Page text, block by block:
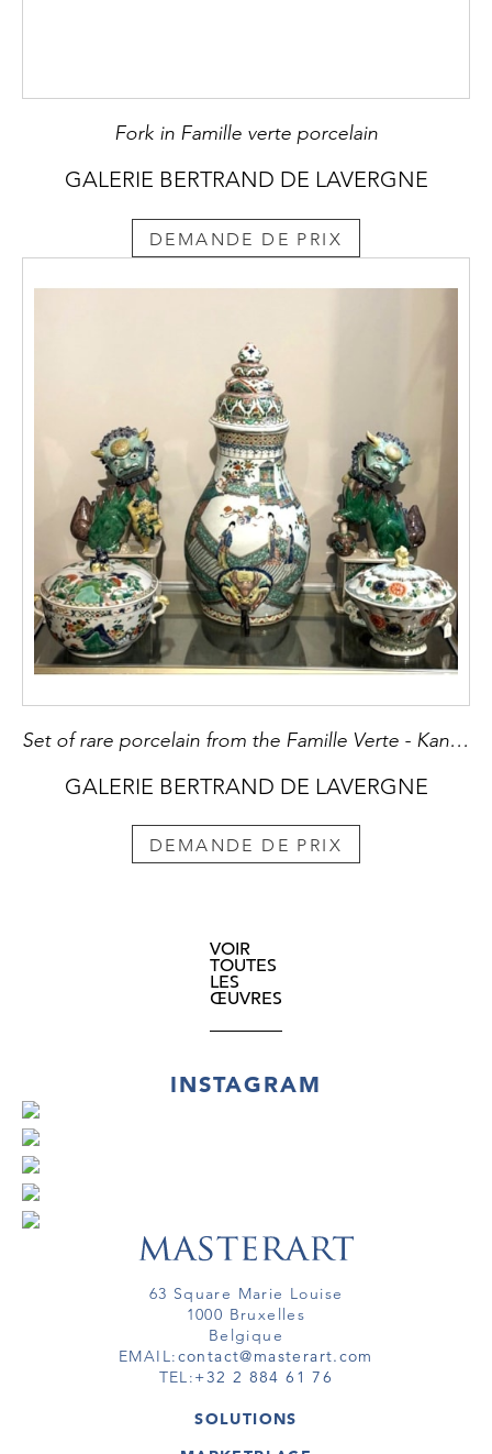
Fork in Famille verte porcelain
GALERIE BERTRAND DE LAVERGNE
DEMANDE DE PRIX
Set of rare porcelain from the Famille Verte - Kangxi Period 1662/1722
GALERIE BERTRAND DE LAVERGNE
DEMANDE DE PRIX
VOIR
TOUTES
LES
ŒUVRES
INSTAGRAM
63 Square Marie Louise
1000 Bruxelles
Belgique
EMAIL:contact@masterart.com
TEL:+32 2 884 61 76
SOLUTIONS